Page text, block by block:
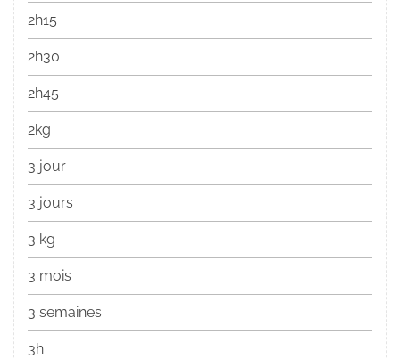
2h15
2h30
2h45
2kg
3 jour
3 jours
3 kg
3 mois
3 semaines
3h